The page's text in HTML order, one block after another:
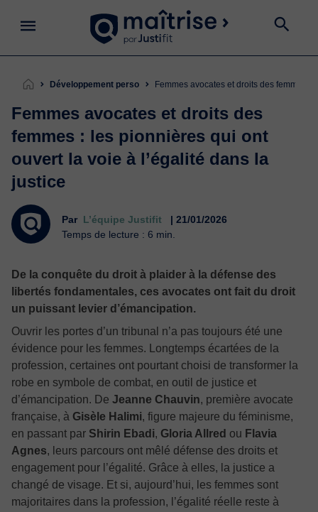
Développement perso Femmes avocates et droits des femmes
Femmes avocates et droits des
femmes : les pionnières qui ont
ouvert la voie à l’égalité dans la
justice
Par L’équipe Justifit
| 21/01/2026
Temps de lecture : 6 min.
De la conquête du droit à plaider à la défense des
libertés fondamentales, ces avocates ont fait du droit
un puissant levier d’émancipation.
Ouvrir les portes d’un tribunal n’a pas toujours été une
évidence pour les femmes. Longtemps écartées de la
profession, certaines ont pourtant choisi de transformer la
robe en symbole de combat, en outil de justice et
d’émancipation. De Jeanne Chauvin, première avocate
française, à Gisèle Halimi, figure majeure du féminisme,
en passant par Shirin Ebadi, Gloria Allred ou Flavia
Agnes, leurs parcours ont mêlé défense des droits et
engagement pour l’égalité. Grâce à elles, la justice a
changé de visage. Et si, aujourd’hui, les femmes sont
majoritaires dans la profession, l’égalité réelle reste à